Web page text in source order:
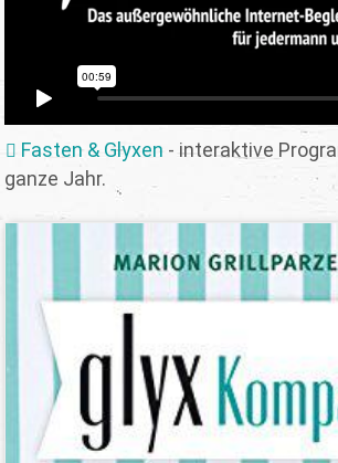
Fasten & Glyxen - interaktive
ganze Jahr.